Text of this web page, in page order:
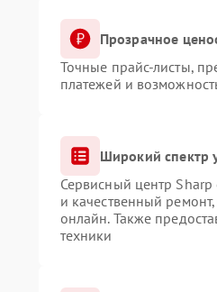
Прозрачное
Точные прайс-листы,
платежей и
Широкий спектр
Сервисный центр Sharp
и качественный
онлайн. Также
техники